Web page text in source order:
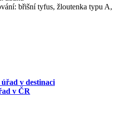
břišní tyfus, žloutenka typu A,
v destinaci
v ČR